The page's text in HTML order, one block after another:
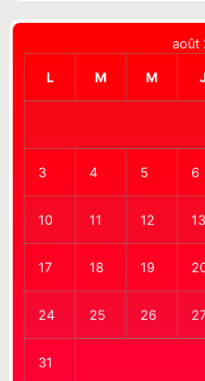
août
L M M
3 4 5 6
10 11 12 13
17 18 19
24 25 26
31